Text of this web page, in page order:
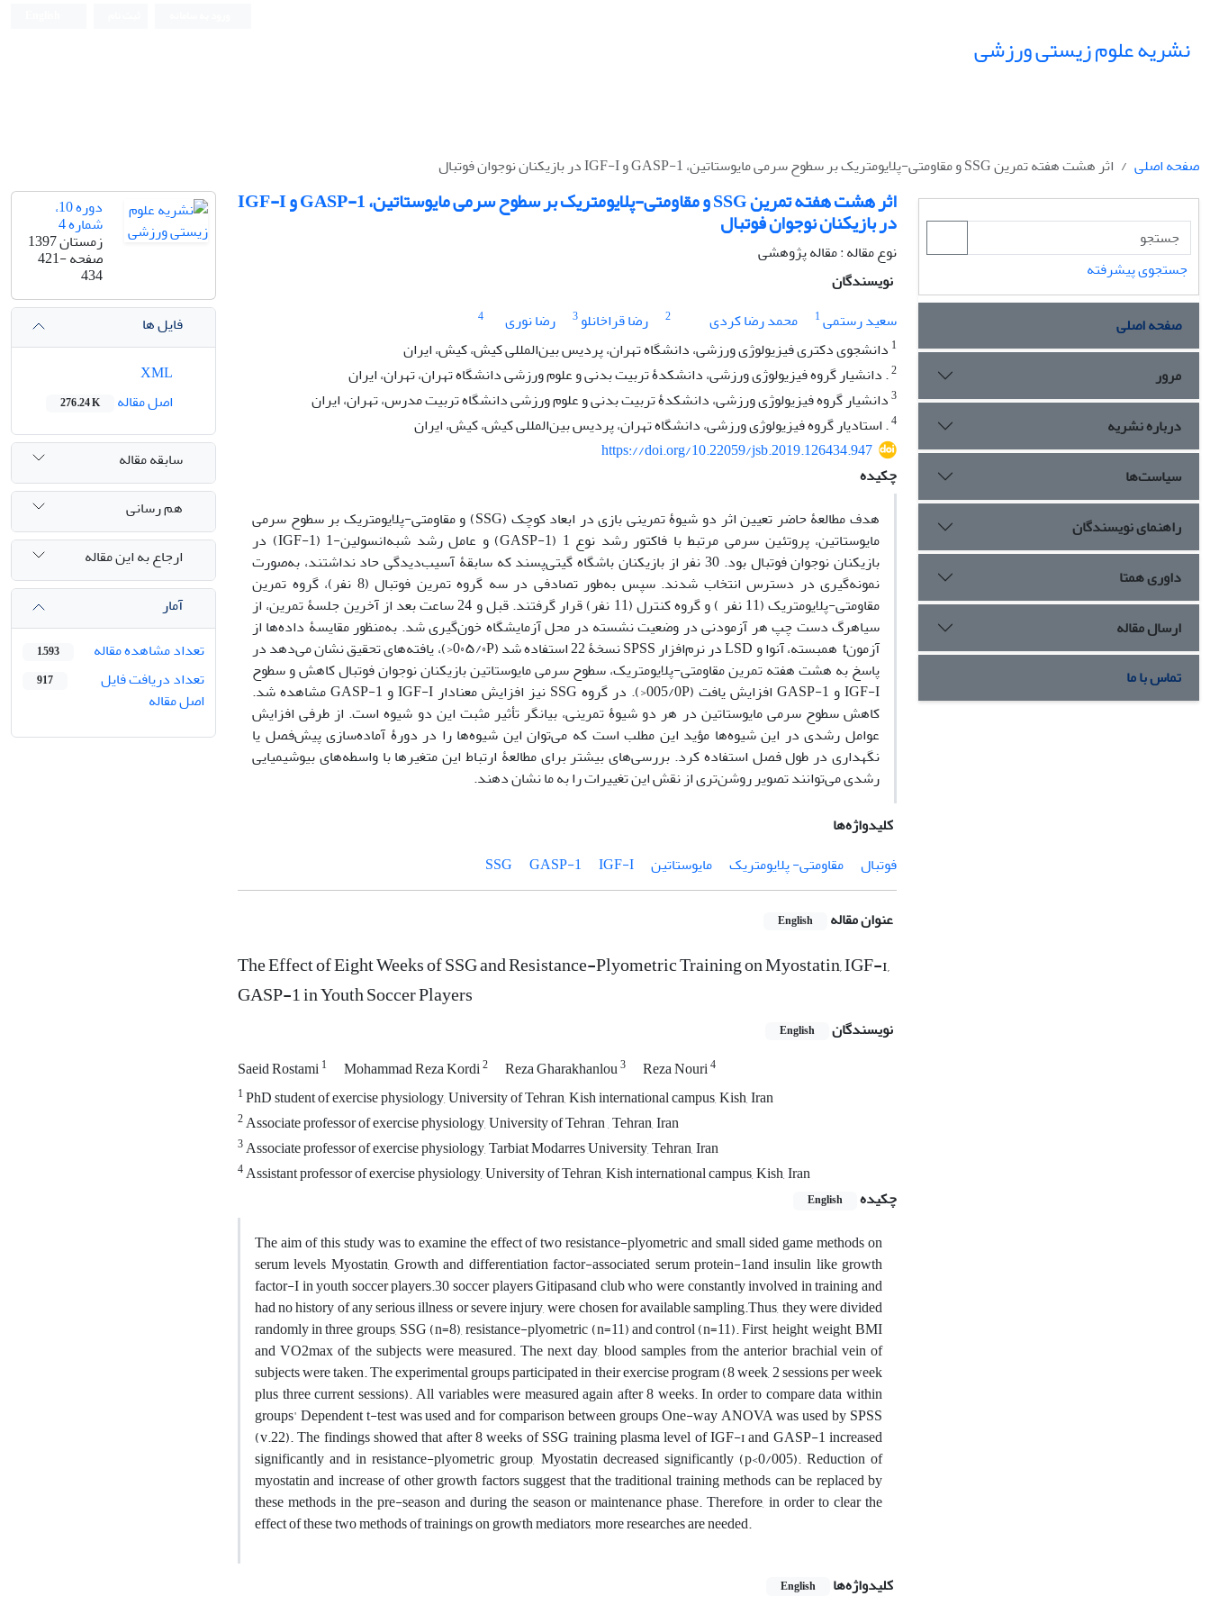
نشریه علوم زیستی ورزشی
صفحه اصلی اثر هشت هفته تمرین SSG و مقاومتی-پلایومتریک بر سطوح سرمی مایوستاتین، GASP-1 و IGF-I در بازیکنان نوجوان فوتبال
اثر هشت هفته تمرین SSG و مقاومتی-پلایومتریک بر سطوح سرمی مایوستاتین، GASP-1 و IGF-I
در بازیکنان نوجوان فوتبال
نوع مقاله : مقاله پژوهشی
نویسندگان
سعید رستمی1 محمد رضا کردی 2 رضا قراخانلو3 رضا نوری
4
1 دانشجوی دکتری فیزیولوژی ورزشی، دانشگاه تهران، پردیس بین‌المللی کیش، کیش، ایران
2. دانشیار گروه فیزیولوژی ورزشی، دانشکدۀ تربیت بدنی و علوم ورزشی دانشگاه تهران، تهران، ایران
3دانشیار گروه فیزیولوژی ورزشی، دانشکدۀ تربیت بدنی و علوم ورزشی دانشگاه تربیت مدرس، تهران، ایران
4. استادیار گروه فیزیولوژی ورزشی، دانشگاه تهران، پردیس بین‌المللی کیش، کیش، ایران
https://doi.org/10.22059/jsb.2019.126434.947
چکیده
هدف مطالعۀ حاضر تعیین اثر دو شیوۀ تمرینی بازی در ابعاد کوچک (SSG) و مقاومتی-پلایومتریک بر سطوح سرمی
مایوستاتین، پروتئین سرمی مرتبط با فاکتور رشد نوع 1 (GASP-1) و عامل رشد شبه‌انسولین-1 (IGF-1) در
بازیکنان نوجوان فوتبال بود. 30 نفر از بازیکنان باشگاه گیتی‌پسند که سابقۀ آسیب‌دیدگی حاد نداشتند، به‌صورت
نمونه‌گیری در دسترس انتخاب شدند. سپس به‌طور تصادفی در سه گروه تمرین فوتبال (8 نفر)، گروه تمرین
مقاومتی-پلایومتریک (11 نفر ) و گروه کنترل (11 نفر) قرار گرفتند. قبل و 24 ساعت بعد از آخرین جلسۀ تمرین، از
سیاهرگ دست چپ هر آزمودنی در وضعیت نشسته در محل آزمایشگاه خون‌گیری شد. به‌منظور مقایسۀ داده‌ها از
آزمونt همبسته، آنوا و LSD در نرم‌افزار SPSS نسخۀ 22 استفاده شد (0۰۵/۰P<)، یافته‌های تحقیق نشان می‌دهد در
پاسخ به هشت هفته تمرین مقاومتی-پلایومتریک، سطوح سرمی مایوستاتین بازیکنان نوجوان فوتبال کاهش و سطوح
IGF-Ι و GASP-1 افزایش یافت (005/0P<). در گروه SSG نیز افزایش معنا‌دار IGF-Ι و GASP-1 مشاهده شد.
کاهش سطوح سرمی مایوستاتین در هر دو شیوۀ تمرینی، بیانگر تأثیر مثبت این دو شیوه است. از طرفی افزایش
عوامل رشدی در این شیوه‌ها مؤید این مطلب است که می‌توان این شیوه‌ها را در دورۀ آماده‌سازی پیش‌فصل یا
نگهداری در طول فصل استفاده کرد. بررسی‌های بیشتر برای مطالعۀ ارتباط این متغیرها با واسطه‌های بیوشیمیایی
رشدی می‌توانند تصویر روشن‌تری از نقش این تغییرات را به ما نشان دهند.
کلیدواژه‌ها
فوتبال
مقاومتی- پلایومتریک مایوستاتین SSG GASP-1 IGF-Ι
عنوان مقاله English
The Effect of Eight Weeks of SSG and Resistance-Plyometric Training on Myostatin, IGF-ɪ,
GASP-1 in Youth Soccer Players
نویسندگان English
Saeid Rostami1 Mohammad Reza Kordi2 Reza Gharakhanlou3 Reza Nouri4
1PhD student of exercise physiology, University of Tehran, Kish international campus, Kish, Iran
2Associate professor of exercise physiology, University of Tehran , Tehran, Iran
3Associate professor of exercise physiology, Tarbiat Modarres University, Tehran, Iran
4Assistant professor of exercise physiology, University of Tehran, Kish international campus, Kish, Iran
چکیده
English
The aim of this study was to examine the effect of two resistance-plyometric and small sided game methods on
serum levels Myostatin, Growth and differentiation factor-associated serum protein-1and insulin like growth
factor-I in youth soccer players.30 soccer players Gitipasand club who were constantly involved in training and
had no history of any serious illness or severe injury, were chosen for available sampling.Thus, they were divided
randomly in three groups, SSG (n=8), resistance-plyometric (n=11) and control (n=11). First, height, weight, BMI
and VO2max of the subjects were measured. The next day, blood samples from the anterior brachial vein of
subjects were taken. The experimental groups participated in their exercise program (8 week, 2 sessions per week
plus three current sessions). All variables were measured again after 8 weeks. In order to compare data within
groups' Dependent t-test was used and for comparison between groups One-way ANOVA was used by SPSS
(v.22). The findings showed that after 8 weeks of SSG training plasma level of IGF-ɪ and GASP-1 increased
significantly and in resistance-plyometric group, Myostatin decreased significantly (p<0/005). Reduction of
myostatin and increase of other growth factors suggest that the traditional training methods can be replaced by
these methods in the pre-season and during the season or maintenance phase. Therefore, in order to clear the
effect of these two methods of trainings on growth mediators, more researches are needed.
کلیدواژه‌ها English
دوره 10،
شماره 4
زمستان 1397
صفحه421-
434
فایل ها
اصل مقاله
276.24 K
سابقه مقاله
هم رسانی
ارجاع به این مقاله
آمار
تعداد مشاهده مقاله
1,593
تعداد دریافت فایل
اصل مقاله
917
جستجوی پیشرفته
صفحه اصلی
مرور
درباره نشریه
سیاست‌ها
راهنمای نویسندگان
داوری همتا
ارسال مقاله
تماس با ما